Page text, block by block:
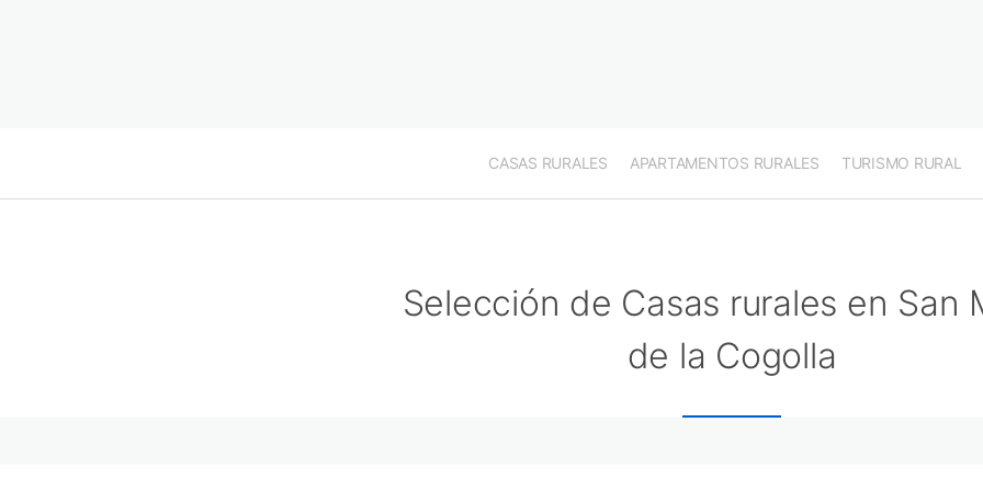
CASAS RURALES APARTAMENTOS RURALES TURISMO RURAL
Selección de Casas rurales en San
de la Cogolla